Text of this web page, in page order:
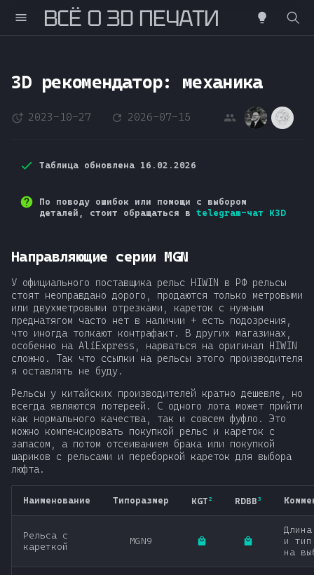
ВСË О 3D ПЕЧАТИ
н
а
т
а
т
ь
д
л
я
3D рекомендатор: механика
2023-10-27 2026-07-15 DS AM
Таблица обновлена 16.02.2026
По поводу ошибок или помощи с выбором
деталей, стоит обращаться в telegram-чат K3D
Направляющие серии MGN
У официального поставщика рельс HIWIN в РФ рельсы
стоят неоправдано дорого, продаются только метровыми
или двухметровыми отрезками, кареток с нужным
преднатягом часто нет в наличии + есть подозрения,
что иногда толкают контрафакт. В других магазинах,
особенно на AliExpress, нарваться на оригинал HIWIN
сложно. Так что ссылки на рельсы этого производителя
я оставлять не буду.
Рельсы у китайских производителей кратно дешевле, но
всегда являются лотереей. С одного лота может прийти
как нормального качества, так и совсем фуфло. Это
можно компенсировать покупкой рельс и кареток с
запасом, а потом отсеиванием брака или покупкой
шариков с рельсами и переборкой кареток для выбора
люфта.
Наименование Типоразмер KGT 2 RDBB 3
Рельса с
кареткой
MGN9
и тип
на